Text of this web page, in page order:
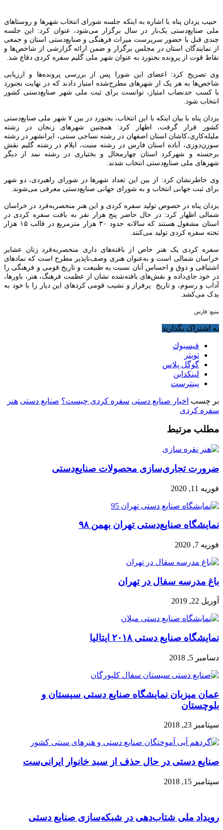
حبیب یزدان پناه با اشاره به اینکه جلسه شورای انتخاب شهرها و روستاهای
ملی صنایع‌دستی یک‌بار در سال برگزار می‌شود، عنوان کرد: این جلسه
چندی قبل با حضور سرپرست میراث فرهنگی و صنایع‌دستی استان و جمعی
از نمایندگان استان در مجلس برگزار و ضمن ارائه گزارشی از شاخص‌ها و
نقاط قوت از پرونده بجنورد به‌ عنوان شهر ملی گلیم سفره کردی دفاع شد.
وی تصریح کرد: اعضای این شورا پس از بررسی پرونده‌ها و ارزیابی
شاخص‌ها به هر یک از شهرهای مطرح‌شده امتیاز دادند که در نهایت بجنورد
با کسب حدنصاب امتیاز، توانست برای ثبت ملی شهر صنایع‌دستی کشور
انتخاب شود.
یزدان پناه با بیان اینکه با این انتخاب، بجنورد در بین ۷ شهر ملی صنایع‌دستی
کشور قرار گرفت، اظهار کرد: همچنین شهرهای زنجان در رشته
ملیله‌کاری،کاشان استان اصفهان در رشته نساجی سنتی، ایرانشهر در رشته
سوزن‌دوزی، آباده استان فارس در رشته منبت، ایلام در رشته گلیم نقش
برجسته و شهرکرد استان چهارمحال و بختیاری در رشته نمد از دیگر
شهرهای ملی صنایع‌دستی انتخاب شدند.
وی خاطرنشان کرد: از بین این تعداد شهرها در شورای راهبردی، دو شهر
برای ثبت جهانی انتخاب و به شورای جهانی صنایع‌دستی معرفی می‌شوند.
یزدان پناه در خصوص تولید سفره کردی و این هنر منحصربه‌فرد در خراسان
شمالی اظهار کرد: در حال حاضر پنج هزار نفر به بافت سفره کردی در
استان مشغول هستند که سالانه حدود ۳۰ هزار مترمربع در قالب ۱۵ هزار
تخته سفره کردی تولید می‌کنند.
سفره کردی یک هنر خاص از بافته‌های داری منحصربه‌فرد زنان عشایر
خراسان شمالی است و به‌عنوان هنری وصف‌‌ناپذیر مطرح است که نمادهای
اشتیاقی و ذوق و احساس آنان نسبت به طبیعت و تاریخ قومی و فرهنگی را
در خود جای‌داده و نقش‌های بافته‌شده نشان از عظمت فرهنگ، هنر، باورها،
آداب‌ و رسوم، و تاریخ پرفراز و نشیب قومی کردهای این دیار را با خود به
یدک می‌کشد.
منبع: فارس
به اشتراک بگذارید
فيسبوك
تويتر
گوگل پلاس
لینکداین
پینترست
بر چسب اخبار صنایع دستی سفره کردی چیست؟ صنایع دستی هنر
سفره کردی
مطلب مرتبط
ضرورت تجاری‌سازی محصولات صنایع‌دستی
فوریه 11, 2020
نمایشگاه صنایع‌دستی تهران بهمن ۹۸
فوریه 7, 2020
باغ مدرسه سفال در تهران
آوریل 22, 2019
نمایشگاه صنایع دستی ۲۰۱۸ ایتالیا
دسامبر 5, 2018
عمان میزبان نمایشگاه صنایع دستی سیستان و
بلوچستان
سپتامبر 23, 2018
صنایع دستی در حال حذف از سبد خانوار ایرانی‌ست
سپتامبر 15, 2018
رویداد ملی شتاب‌دهی در شبکه‌سازی صنایع دستی